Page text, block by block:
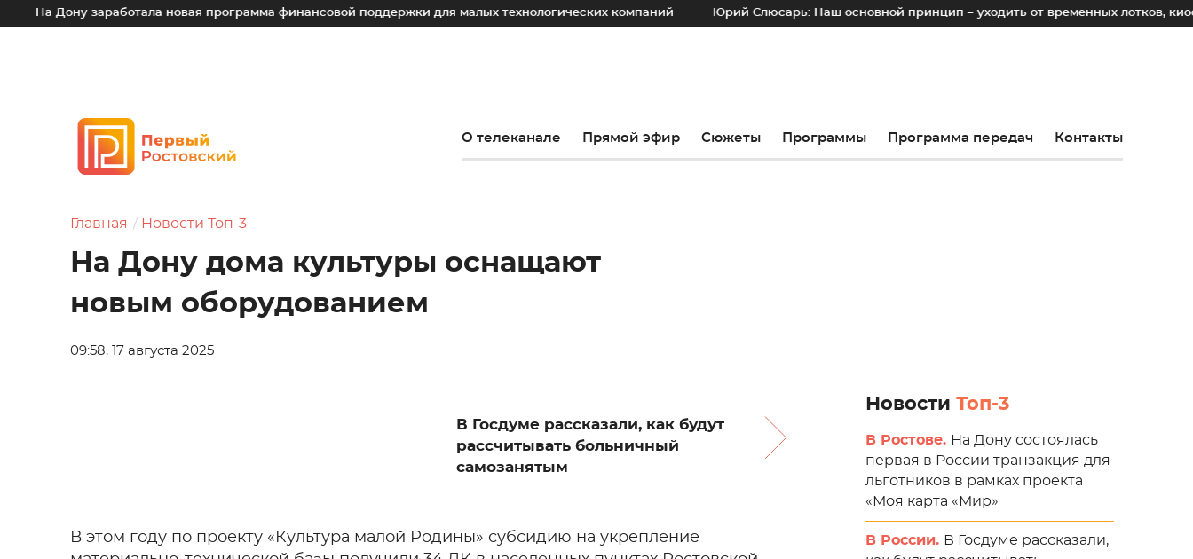
Дону заработала новая программа финансовой поддержки для малых технологических компаний Юрий Слюсарь: Наш основной принцип – уходить от временных лотков, киосков и
О телеканале Прямой эфир Сюжеты Программы Программа передач Контакты
Главная Новости Топ-3
На Дону дома культуры оснащают
новым оборудованием
09:58, 17 августа 2025
В Госдуме рассказали, как будут
рассчитывать больничный
самозанятым
В этом году по проекту «Культура малой Родины» субсидию на укрепление
Новости Топ-3
В Ростове. На Дону состоялась
первая в России транзакция для
льготников в рамках проекта
«Моя карта «Мир»
В России. В Госдуме рассказали,